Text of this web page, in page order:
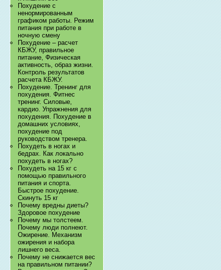
Похудение с
ненормированным
графиком работы. Режим
питания при работе в
ночную смену
Похудение – расчет
КБЖУ, правильное
питание, Физическая
активность, образ жизни.
Контроль результатов
расчета КБЖУ.
Похудение. Тренинг для
похудения. Фитнес
тренинг. Силовые,
кардио. Упражнения для
похудения. Похудение в
домашних условиях,
похудение под
руководством тренера.
Похудеть в ногах и
бедрах. Как локально
похудеть в ногах?
Похудеть на 15 кг с
помощью правильного
питания и спорта.
Быстрое похудение.
Скинуть 15 кг
Почему вредны диеты?
Здоровое похудение
Почему мы толстеем.
Почему люди полнеют.
Ожирение. Механизм
ожирения и набора
лишнего веса.
Почему не снижается вес
на правильном питании?